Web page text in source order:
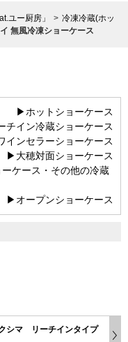
ユー厨房」
冷凍冷蔵(ホッ
無風冷凍ショーケース
▶ホットショーケース
チイン冷蔵ショーケース
インセラーショーケース
▶大穂対面ショーケース
ケース・その他の冷蔵
▶オープンショーケース
シマ リーチインタイプ